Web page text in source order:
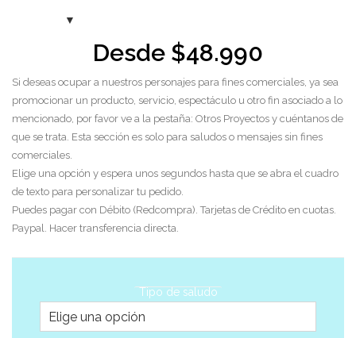
Desde $48.990
Si deseas ocupar a nuestros personajes para fines comerciales, ya sea
promocionar un producto, servicio, espectáculo u otro fin asociado a lo
mencionado, por favor ve a la pestaña: Otros Proyectos y cuéntanos de
que se trata. Esta sección es solo para saludos o mensajes sin fines
comerciales.
Elige una opción y espera unos segundos hasta que se abra el cuadro
de texto para personalizar tu pedido.
Puedes pagar con Débito (Redcompra). Tarjetas de Crédito en cuotas.
Paypal. Hacer transferencia directa.
Tipo de saludo